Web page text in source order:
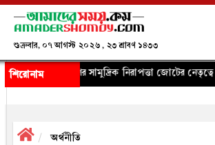
শুক্রবার, ০৭ আগস্ট ২০২৬ , ২৩ শ্রাবণ ১৪৩৩
শিরোনাম
সামুদ্রিক নিরাপত্তা জোটের নেতৃত্বে সৌদির আল-শেহরি
অর্থনীতি